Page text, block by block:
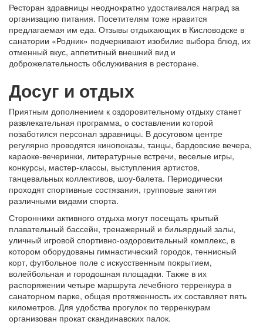
Ресторан здравницы неоднократно удостаивался наград за
организацию питания. Посетителям тоже нравится
предлагаемая им еда. Отзывы отдыхающих в Кисловодске в
санатории «Родник» подчеркивают изобилие выбора блюд, их
отменный вкус, аппетитный внешний вид и
доброжелательность обслуживания в ресторане.
Досуг и отдых
Приятным дополнением к оздоровительному отдыху станет
развлекательная программа, о составлении которой
позаботился персонал здравницы. В досуговом центре
регулярно проводятся кинопоказы, танцы, бардовские вечера,
караоке-вечеринки, литературные встречи, веселые игры,
конкурсы, мастер-классы, выступления артистов,
танцевальных коллективов, шоу-балета. Периодически
проходят спортивные состязания, групповые занятия
различными видами спорта.
Сторонники активного отдыха могут посещать крытый
плавательный бассейн, тренажерный и бильярдный залы,
уличный игровой спортивно-оздоровительный комплекс, в
котором оборудованы гимнастический городок, теннисный
корт, футбольное поле с искусственным покрытием,
волейбольная и городошная площадки. Также в их
распоряжении четыре маршрута лечебного терренкура в
санаторном парке, общая протяженность их составляет пять
километров. Для удобства прогулок по терренкурам
организован прокат скандинавских палок.